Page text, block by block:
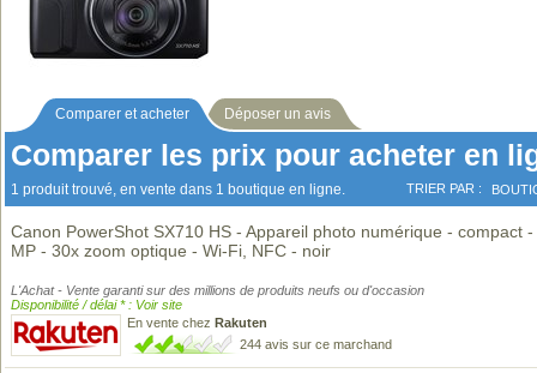
Comparer et acheter Déposer un avis
Comparer les prix pour acheter en
1 produit trouvé, en vente dans 1 boutique en ligne. TRIER PAR :
Canon PowerShot SX710 HS - Appareil photo numérique - compact
MP - 30x zoom optique - Wi-Fi, NFC - noir
L'Achat - Vente garanti sur des millions de produits neufs ou d'occasion
Disponibilité / délai * : Voir site
En vente chez Rakuten
244 avis sur ce marchand